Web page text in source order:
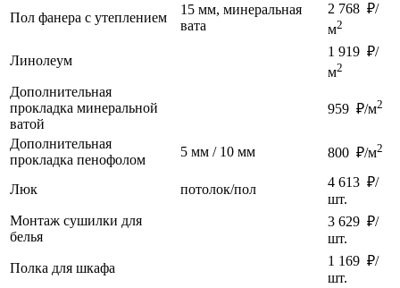
Пол фанера с утеплением
15 мм, минеральная
вата
2 768 ₽/
м2
Линолеум
1 919 ₽/
м2
Дополнительная
прокладка минеральной
ватой
959 ₽/м2
Дополнительная
прокладка пенофолом
5 мм / 10 мм 800 ₽/м2
Люк потолок/пол
4 613 ₽/
шт.
Монтаж сушилки для
белья
3 629 ₽/
шт.
Полка для шкафа
1 169 ₽/
шт.